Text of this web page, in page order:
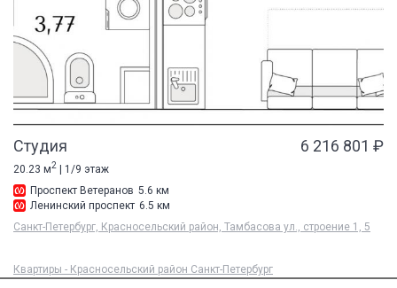
Студия 6 216 801 ₽
20.23 м2 | 1/9 этаж
Проспект Ветеранов 5.6 км
Ленинский проспект 6.5 км
Санкт-Петербург, Красносельский район, Тамбасова ул., строение 1, 5
Квартиры - Красносельский район Санкт-Петербург